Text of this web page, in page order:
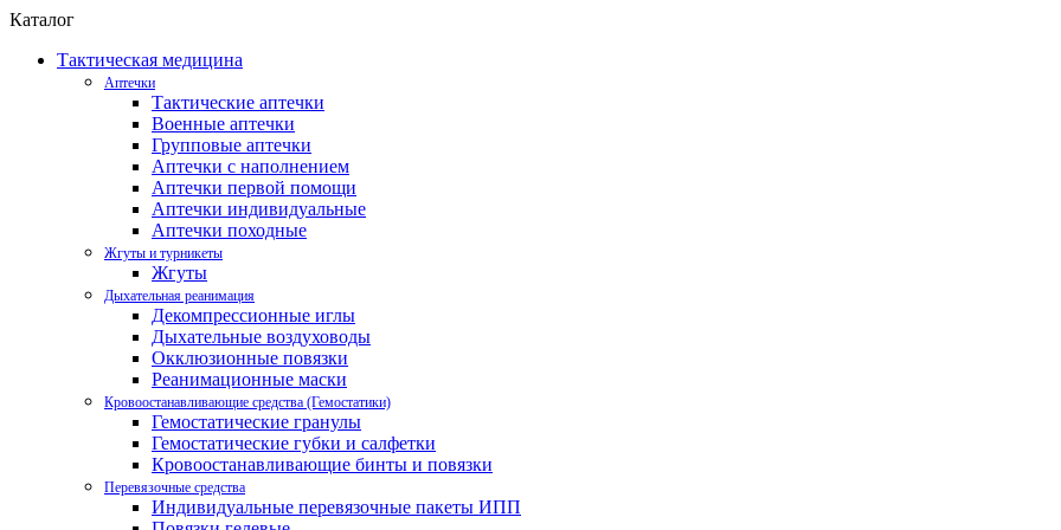
Каталог
Тактическая медицина
Аптечки
Тактические аптечки
Военные аптечки
Групповые аптечки
Аптечки с наполнением
Аптечки первой помощи
Аптечки индивидуальные
Аптечки походные
Жгуты и турникеты
Жгуты
Дыхательная реанимация
Декомпрессионные иглы
Дыхательные воздуховоды
Окклюзионные повязки
Реанимационные маски
Кровоостанавливающие средства (Гемостатики)
Гемостатические гранулы
Гемостатические губки и салфетки
Кровоостанавливающие бинты и повязки
Перевязочные средства
Индивидуальные перевязочные пакеты ИПП